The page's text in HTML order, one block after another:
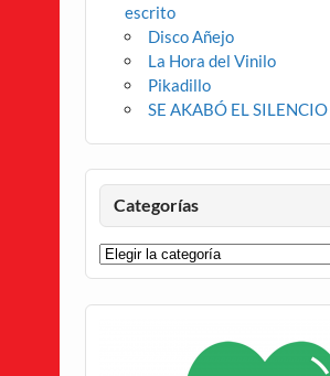
escrito
Disco Añejo
La Hora del Vinilo
Pikadillo
SE AKABÓ EL SILENCIO
Categorías
Categorías